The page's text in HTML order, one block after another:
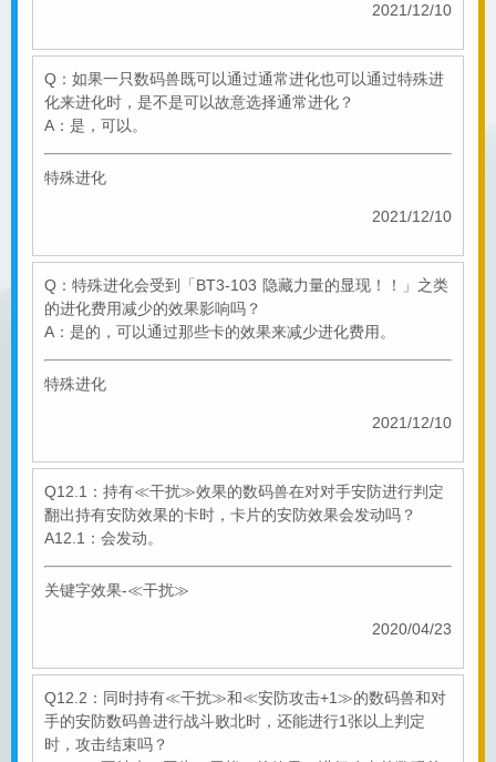
2021/12/10
Q：如果一只数码兽既可以通过通常进化也可以通过特殊进
化来进化时，是不是可以故意选择通常进化？
A：是，可以。
特殊进化
2021/12/10
Q：特殊进化会受到「BT3-103 隐藏力量的显现！！」之类
的进化费用减少的效果影响吗？
A：是的，可以通过那些卡的效果来减少进化费用。
特殊进化
2021/12/10
Q12.1：持有≪干扰≫效果的数码兽在对对手安防进行判定
翻出持有安防效果的卡时，卡片的安防效果会发动吗？
A12.1：会发动。
关键字效果-≪干扰≫
2020/04/23
Q12.2：同时持有≪干扰≫和≪安防攻击+1≫的数码兽和对
手的安防数码兽进行战斗败北时，还能进行1张以上判定
时，攻击结束吗？